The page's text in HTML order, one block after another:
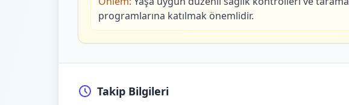
programlarına katılmak önemlidir.
Takip Bilgileri